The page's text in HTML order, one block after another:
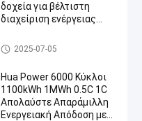
280
απόψεις
Επικοινωνήστε
τώρα
Συμμετοχή
δοχεία για βέλτιστη
διαχείριση ενέργειας
Συσκευή αποθήκευσης ενέργεια
ς
2025-07-05
Hua Power 6000 Κύκλοι
1100kWh 1MWh 0.5C 1C
Απολαύστε Απαράμιλλη
Ενεργειακή Απόδοση με